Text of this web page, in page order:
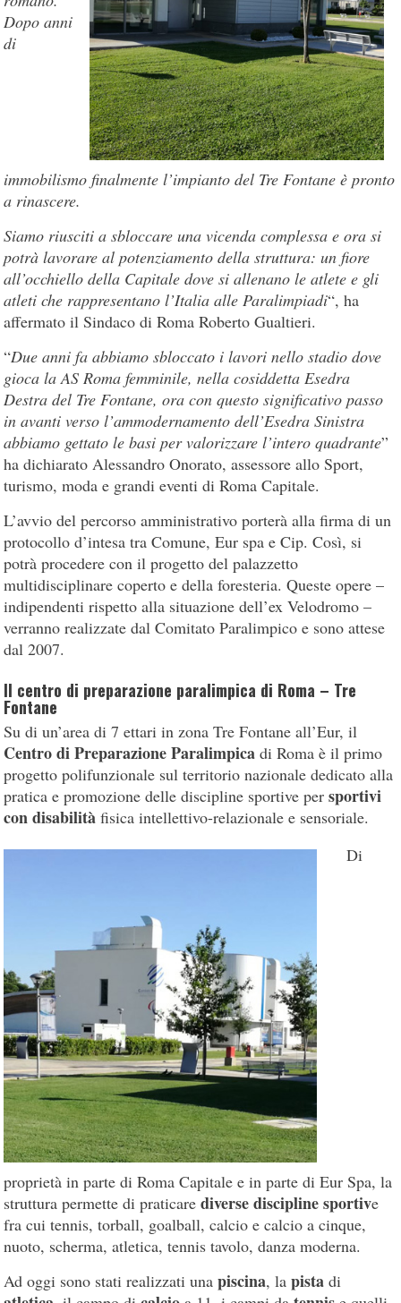
Dopo anni
di
immobilismo finalmente l’impianto del Tre Fontane è pronto
a rinascere.
Siamo riusciti a sbloccare una vicenda complessa e ora si
potrà lavorare al potenziamento della struttura: un fiore
all’occhiello della Capitale dove si allenano le atlete e gli
atleti che rappresentano l’Italia alle Paralimpiadi“, ha
affermato il Sindaco di Roma Roberto Gualtieri.
“Due anni fa abbiamo sbloccato i lavori nello stadio dove
gioca la AS Roma femminile, nella cosiddetta Esedra
Destra del Tre Fontane, ora con questo significativo passo
in avanti verso l’ammodernamento dell’Esedra Sinistra
abbiamo gettato le basi per valorizzare l’intero quadrante”
ha dichiarato Alessandro Onorato, assessore allo Sport,
turismo, moda e grandi eventi di Roma Capitale.
L’avvio del percorso amministrativo porterà alla firma di un
protocollo d’intesa tra Comune, Eur spa e Cip. Così, si
potrà procedere con il progetto del palazzetto
multidisciplinare coperto e della foresteria. Queste opere –
indipendenti rispetto alla situazione dell’ex Velodromo –
verranno realizzate dal Comitato Paralimpico e sono attese
dal 2007.
Il centro di preparazione paralimpica di Roma – Tre
Fontane
Su di un’area di 7 ettari in zona Tre Fontane all’Eur, il
Centro di Preparazione Paralimpica di Roma è il primo
progetto polifunzionale sul territorio nazionale dedicato alla
pratica e promozione delle discipline sportive persportivi
con disabilità fisica intellettivo-relazionale e sensoriale.
Di
proprietà in parte di Roma Capitale e in parte di Eur Spa, la
struttura permette di praticarediverse discipline sportive
fra cui tennis, torball, goalball, calcio e calcio a cinque,
nuoto, scherma, atletica, tennis tavolo, danza moderna.
Ad oggi sono stati realizzati unapiscina, lapista di